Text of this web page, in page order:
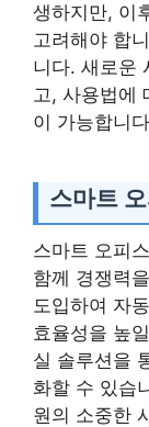
생하지만, 이
고려해야 합
니다. 새로운
고, 사용법에
이 가능합니
스마트
스마트 오피
함께 경쟁력
도입하여 자
효율성을 높
실 솔루션을
화할 수 있습
원의 소중한